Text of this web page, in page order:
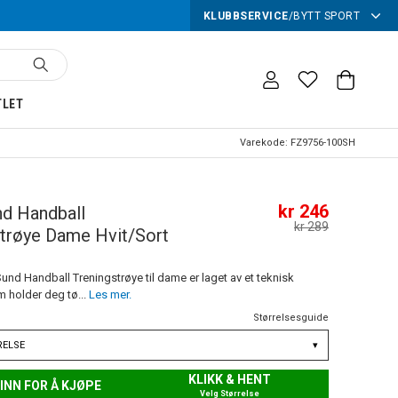
KLUBBSERVICE/BYTT SPORT
Varekode: FZ9756-100SH
Handball
Dame Hvit/Sort
kr 246
kr 289
Handball Treningstrøye til dame er laget av et teknisk
holder deg tø... Les mer.
Størrelsesguide
▾
FOR Å KJØPE KLIKK & HENT
Velg Størrelse